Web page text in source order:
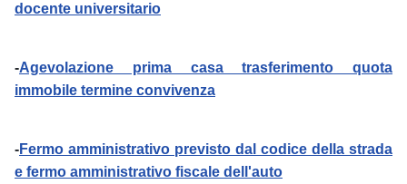
docente universitario
-Agevolazione prima casa trasferimento quota
immobile termine convivenza
-Fermo amministrativo previsto dal codice della strada
e fermo amministrativo fiscale dell'auto